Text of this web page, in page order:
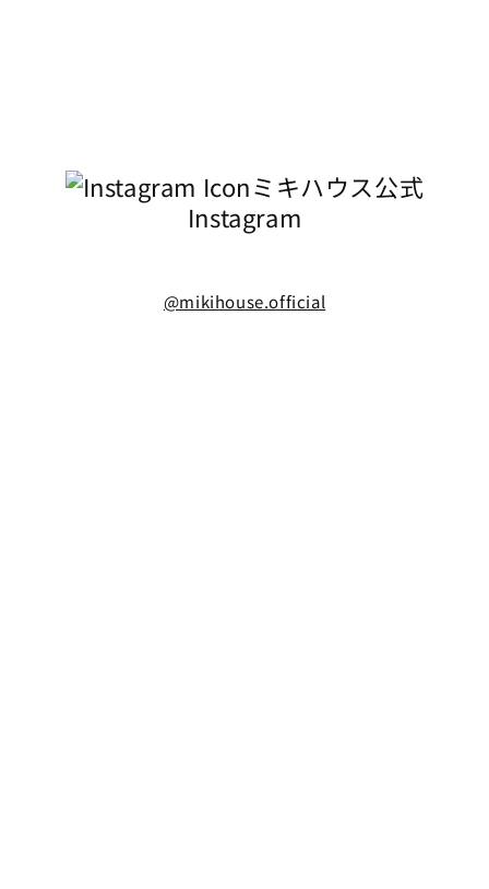
ミキハウス公式
Instagram
@mikihouse.official